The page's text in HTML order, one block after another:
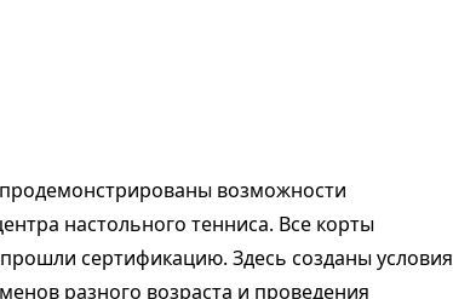
возможности
настольного тенниса. Все корты
сертификацию. Здесь созданы условия
разного возраста и проведения